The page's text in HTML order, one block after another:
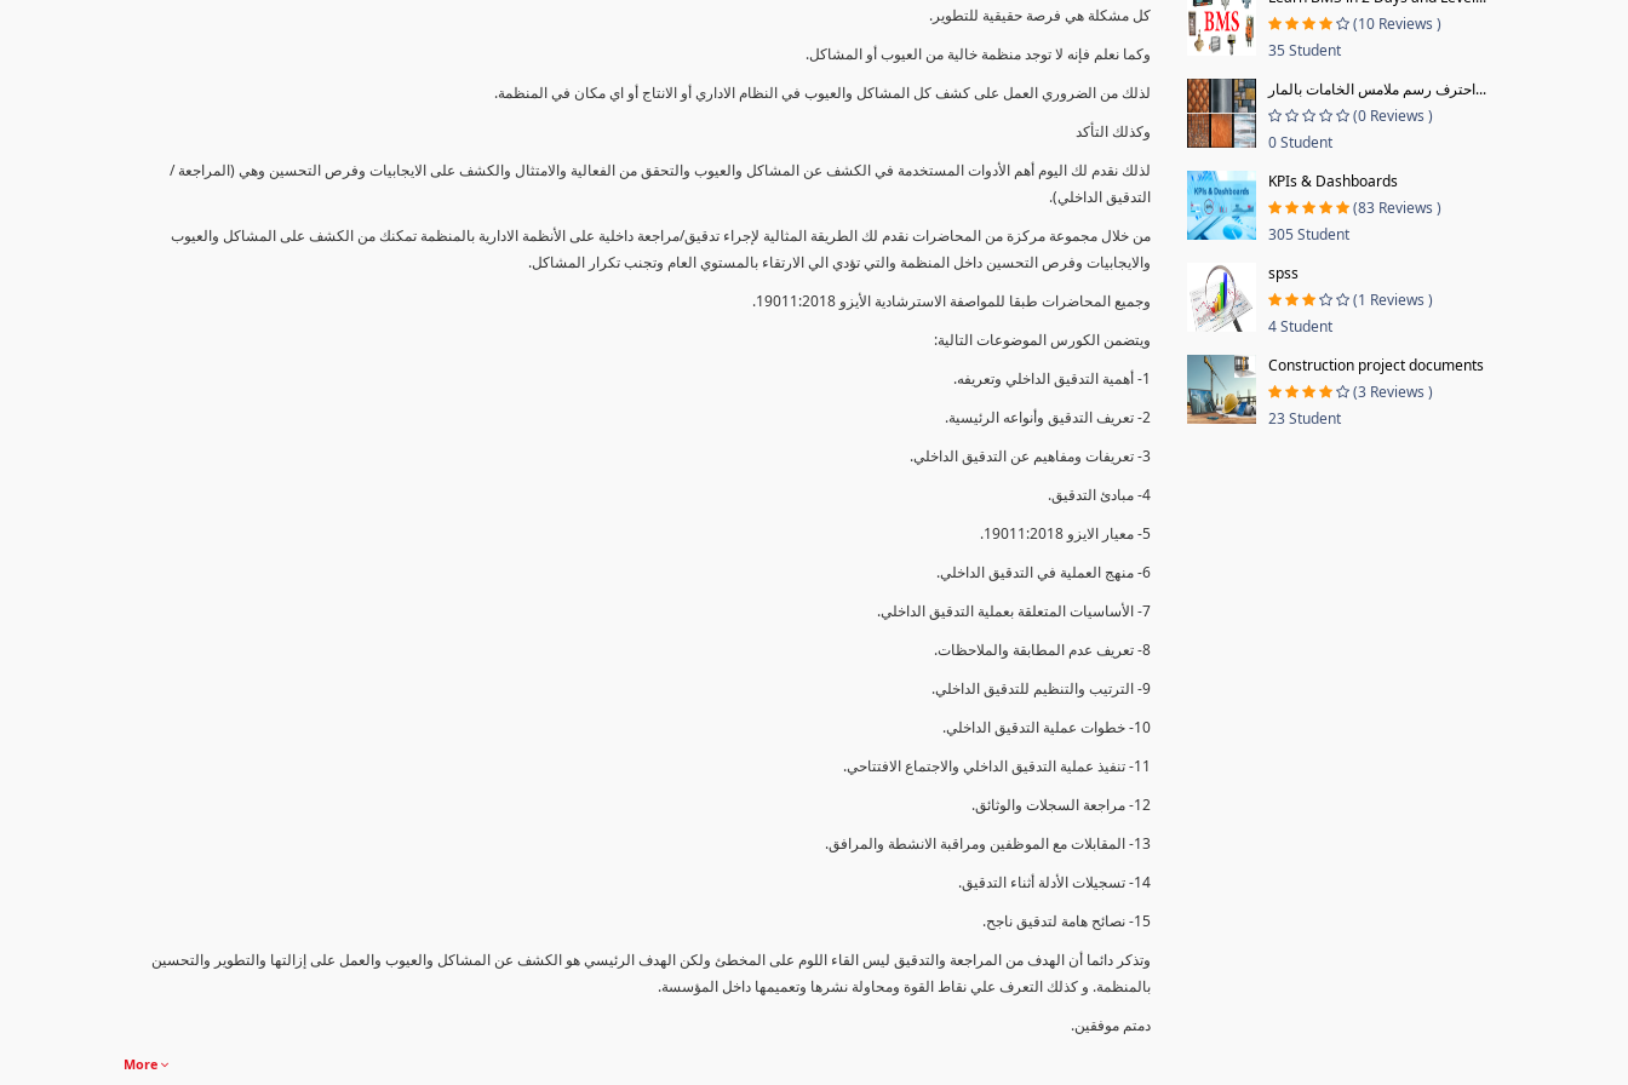
كل مشكلة هي فرصة حقيقية للتطوير.
وكما نعلم فإنه لا توجد منظمة خالية من العيوب أو المشاكل.
لذلك من الضروري العمل على كشف كل المشاكل والعيوب في النظام الاداري أو الانتاج أو اي مكان في المنظمة.
وكذلك التأكد
لذلك نقدم لك اليوم أهم الأدوات المستخدمة في الكشف عن المشاكل والعيوب والتحقق من الفعالية والامتثال والكشف على الايجابيات وفرص التحسين وهي (المراجعة /
التدقيق الداخلي).
من خلال مجموعة مركزة من المحاضرات نقدم لك الطريقة المثالية لإجراء تدقيق/مراجعة داخلية على الأنظمة الادارية بالمنظمة تمكنك من الكشف على المشاكل والعيوب
والايجابيات وفرص التحسين داخل المنظمة والتي تؤدي الي الارتقاء بالمستوي العام وتجنب تكرار المشاكل.
وجميع المحاضرات طبقا للمواصفة الاسترشادية الأيزو 19011:2018.
ويتضمن الكورس الموضوعات التالية:
1- أهمية التدقيق الداخلي وتعريفه.
2- تعريف التدقيق وأنواعه الرئيسية.
3- تعريفات ومفاهيم عن التدقيق الداخلي.
4- مبادئ التدقيق.
5- معيار الايزو 19011:2018.
6- منهج العملية في التدقيق الداخلي.
7- الأساسيات المتعلقة بعملية التدقيق الداخلي.
8- تعريف عدم المطابقة والملاحظات.
9- الترتيب والتنظيم للتدقيق الداخلي.
10- خطوات عملية التدقيق الداخلي.
11- تنفيذ عملية التدقيق الداخلي والاجتماع الافتتاحي.
12- مراجعة السجلات والوثائق.
13- المقابلات مع الموظفين ومراقبة الانشطة والمرافق.
14- تسجيلات الأدلة أثناء التدقيق.
15- نصائح هامة لتدقيق ناجح.
وتذكر دائما أن الهدف من المراجعة والتدقيق ليس القاء اللوم على المخطئ ولكن الهدف الرئيسي هو الكشف عن المشاكل والعيوب والعمل على إزالتها والتطوير والتحسين
بالمنظمة. و كذلك التعرف علي نقاط القوة ومحاولة نشرها وتعميمها داخل المؤسسة.
دمتم موفقين.
More
(10 Reviews )
35 Student
احترف رسم ملامس الخامات بالمار...
(0 Reviews )
0 Student
KPIs & Dashboards
(83 Reviews )
305 Student
spss
(1 Reviews )
4 Student
Construction project documents
(3 Reviews )
23 Student